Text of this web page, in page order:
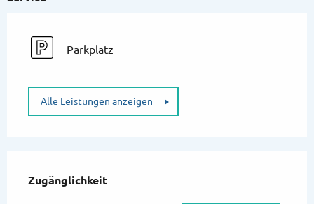
Parkplatz
Alle Leistungen anzeigen
Zugänglichkeit
Zugänglichkeit